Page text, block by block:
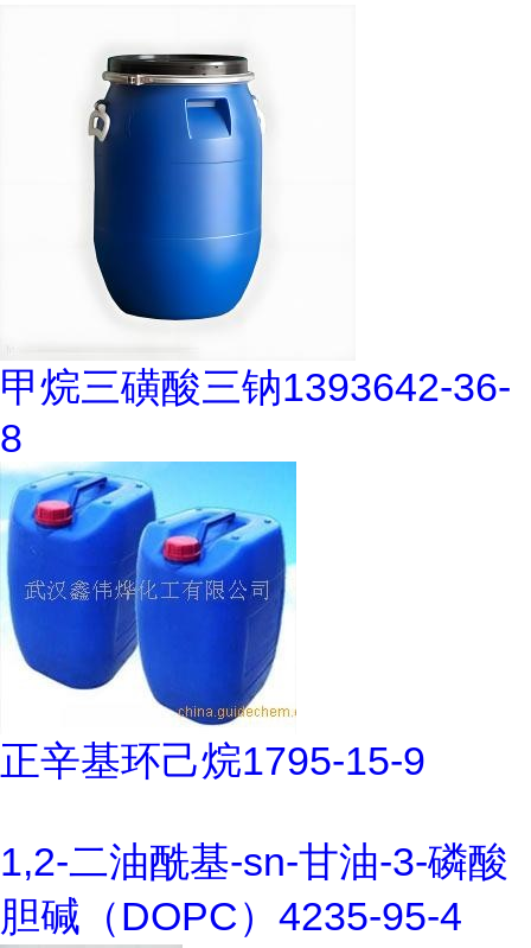
甲烷三磺酸三钠1393642-36-
8
正辛基环己烷1795-15-9
1,2-二油酰基-sn-甘油-3-磷酸
胆碱（DOPC）4235-95-4